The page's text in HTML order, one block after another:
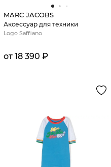
MARC JACOBS
Аксессуар для техники
Logo Saffiano
от 18 390 ₽